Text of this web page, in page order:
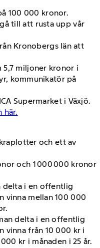
100 000 kronor.
till att rusta upp vår
Kronobergs län att
5,7 miljoner kronor i
kommunikatör på
Supermarket i Växjö.
här.
och ett av
och 1 000 000 kronor
delta i en offentlig
vinna mellan 100 000
delta i en offentlig
vinna från 10 000 kr i
kr i månaden i 25 år.